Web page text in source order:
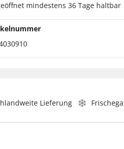
mindestens 36 Tage haltbar
Lieferung